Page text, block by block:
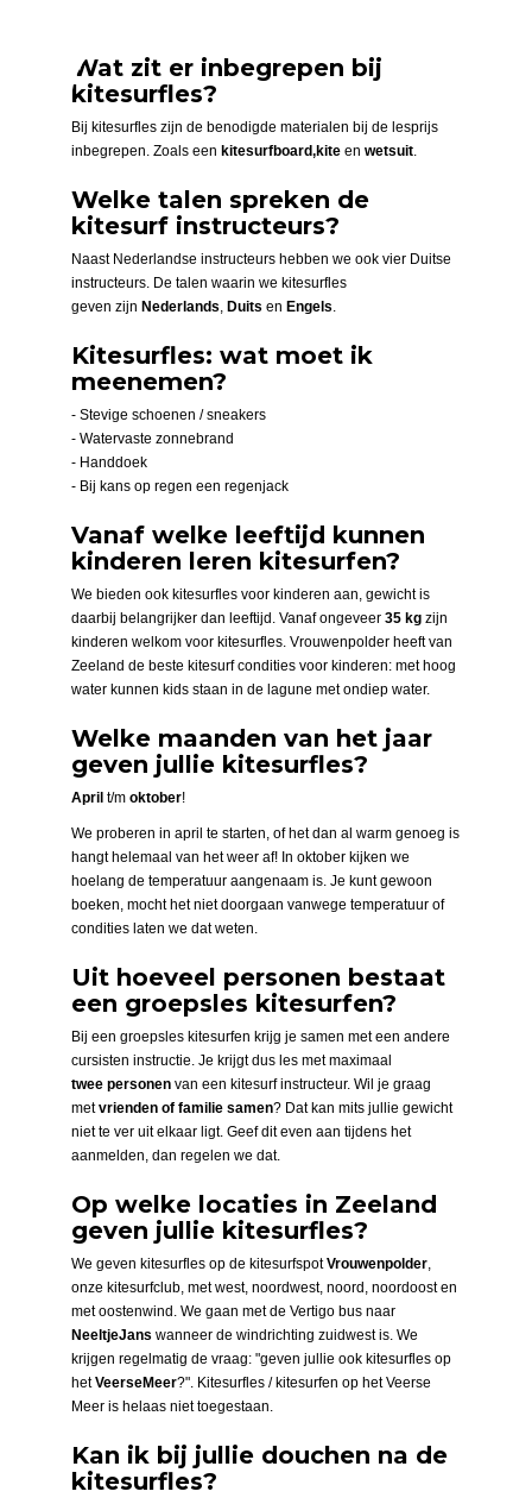
Wat zit er inbegrepen bij
kitesurfles?
Bij kitesurfles zijn de benodigde materialen bij de lesprijs
inbegrepen. Zoals een kitesurfboard,kite en wetsuit.
Welke talen spreken de
kitesurf instructeurs?
Naast Nederlandse instructeurs hebben we ook vier Duitse
instructeurs. De talen waarin we kitesurfles
geven zijn Nederlands, Duits en Engels.
Kitesurfles: wat moet ik
meenemen?
- Stevige schoenen / sneakers
- Watervaste zonnebrand
- Handdoek
- Bij kans op regen een regenjack
Vanaf welke leeftijd kunnen
kinderen leren kitesurfen?
We bieden ook kitesurfles voor kinderen aan, gewicht is
daarbij belangrijker dan leeftijd. Vanaf ongeveer 35 kg zijn
kinderen welkom voor kitesurfles. Vrouwenpolder heeft van
Zeeland de beste kitesurf condities voor kinderen: met hoog
water kunnen kids staan in de lagune met ondiep water.
Welke maanden van het jaar
geven jullie kitesurfles?
April t/m oktober!
We proberen in april te starten, of het dan al warm genoeg is
hangt helemaal van het weer af! In oktober kijken we
hoelang de temperatuur aangenaam is. Je kunt gewoon
boeken, mocht het niet doorgaan vanwege temperatuur of
condities laten we dat weten.
Uit hoeveel personen bestaat
een groepsles kitesurfen?
Bij een groepsles kitesurfen krijg je samen met een andere
cursisten instructie. Je krijgt dus les met maximaal
twee personen van een kitesurf instructeur. Wil je graag
metvrienden of familie samen? Dat kan mits jullie gewicht
niet te ver uit elkaar ligt. Geef dit even aan tijdens het
aanmelden, dan regelen we dat.
Op welke locaties in Zeeland
geven jullie kitesurfles?
We geven kitesurfles op de kitesurfspotVrouwenpolder,
onze kitesurfclub, met west, noordwest, noord, noordoost en
met oostenwind. We gaan met de Vertigo bus naar
NeeltjeJans wanneer de windrichting zuidwest is. We
krijgen regelmatig de vraag: "geven jullie ook kitesurfles op
hetVeerseMeer?". Kitesurfles / kitesurfen op het Veerse
Meer is helaas niet toegestaan.
Kan ik bij jullie douchen na de
kitesurfles?